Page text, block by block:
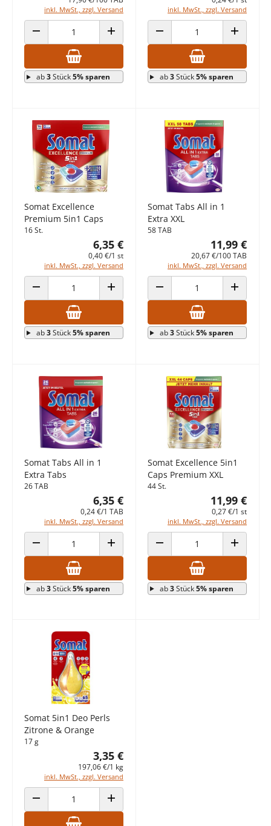
inkl. MwSt., zzgl. Versand
ANZAHL VERRINGERN ANZAHL ERHÖHEN
ab3Stück5% sparen
inkl. MwSt., zzgl. Versand
ANZAHL VERRINGERN ANZAHL
ab3Stück5% sparen
Somat Excellence
Premium 5in1 Caps
16 St.
6,35 €
0,40 €/1 st
inkl. MwSt., zzgl. Versand
ANZAHL VERRINGERN ANZAHL ERHÖHEN
ab3Stück5% sparen
Somat Tabs All in 1
Extra XXL
58 TAB
11,99 €
20,67 €/100 TAB
inkl. MwSt., zzgl. Versand
ANZAHL VERRINGERN ANZAHL
ab3Stück5% sparen
Somat Tabs All in 1
Extra Tabs
26 TAB
6,35 €
0,24 €/1 TAB
inkl. MwSt., zzgl. Versand
ANZAHL VERRINGERN ANZAHL ERHÖHEN
ab3Stück5% sparen
Somat Excellence 5in1
Caps Premium XXL
44 St.
11,99 €
0,27 €/1 st
inkl. MwSt., zzgl. Versand
ANZAHL VERRINGERN ANZAHL
ab3Stück5% sparen
Somat 5in1 Deo Perls
Zitrone & Orange
17 g
3,35 €
197,06 €/1 kg
inkl. MwSt., zzgl. Versand
ANZAHL VERRINGERN ANZAHL ERHÖHEN